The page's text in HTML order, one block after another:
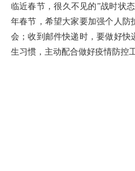
临近春节，很久不见的”战时状
年春节，希望大家要加强个人防
会；收到邮件快递时，要做好快
生习惯，主动配合做好疫情防控工